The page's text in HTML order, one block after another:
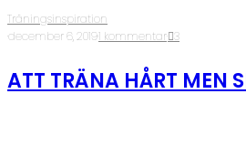
Träningsinspiration
·december 6, 2019·1 kommentar· 3
ATT TRÄNA HÅRT MEN